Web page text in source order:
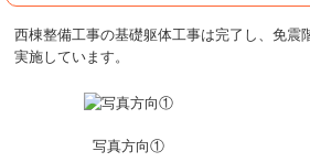
西棟整備工事の基礎躯体工事は完了し、免震
実施しています。
写真方向①